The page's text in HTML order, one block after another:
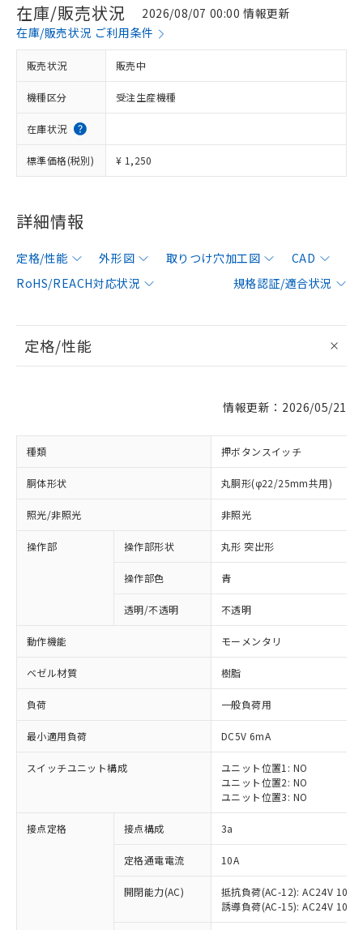
在庫/販売状況
2026/08/07 00:00 情報更新
在庫/販売状況 ご利用条件
販売状況 販売中
機種区分 受注生産機種
在庫状況
標準価格(税別) ¥ 1,250
詳細情報
定格/性能 外形図 取りつけ穴加工図
CAD
RoHS/REACH対応状況
規格認証/適合状況
定格/性能
情報更新：2026/05/21
種類 押ボタンスイッチ
胴体形状 丸胴形(φ22/25mm共用)
照光/非照光 非照光
操作部 操作部形状 丸形 突出形
操作部色 青
透明/不透明 不透明
動作機能 モーメンタリ
ベゼル材質 樹脂
負荷 一般負荷用
最小適用負荷 DC5V 6mA
スイッチユニット構成
ユニット位置1: NO
ユニット位置2: NO
ユニット位置3: NO
接点定格 接点構成 3a
定格通電電流 10A
開閉能力(AC)
抵抗負荷(AC-12): AC24V 10A/
誘導負荷(AC-15): AC24V
※1 対応状況
対応済み：EU RoHS指令（10物質）の
非含有に対応した製品が提供可能な商品で
対応予定：EU RoHS指令（10物質）の非含